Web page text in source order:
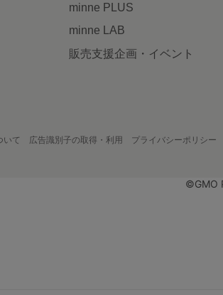
minne PLUS
minne LAB
販売支援企画・イベント
いて 広告識別子の取得・利用 プライバシーポリシー
©GMO